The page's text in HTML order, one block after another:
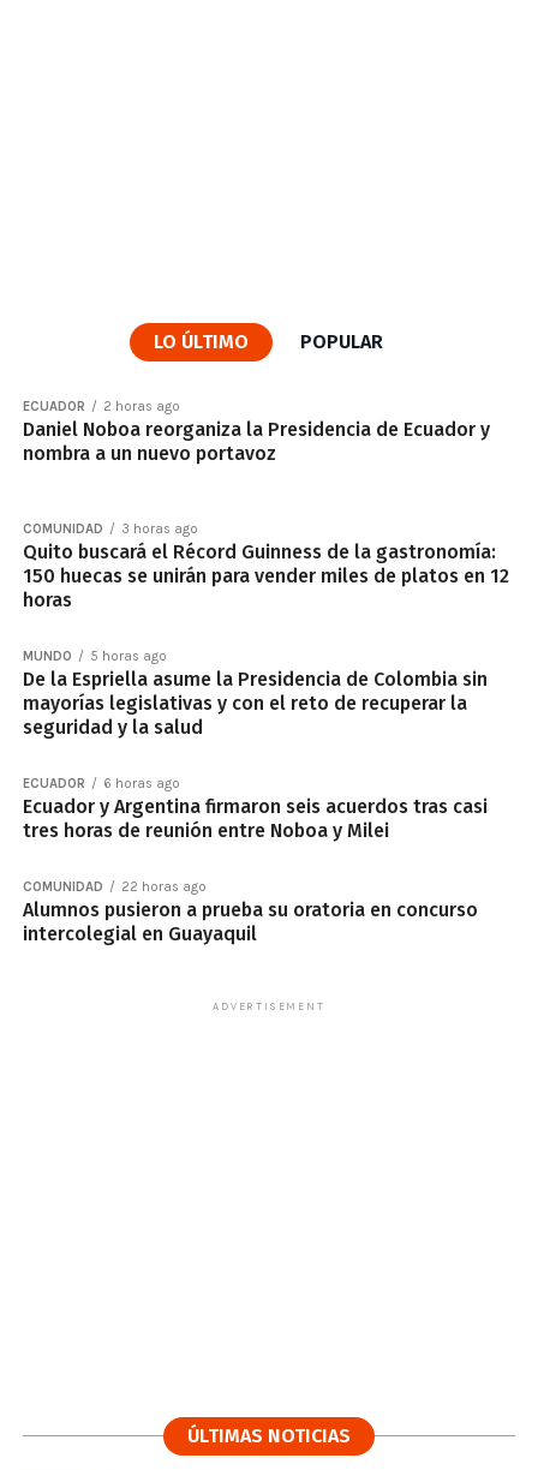
LO ÚLTIMO POPULAR
ECUADOR 2 horas ago
Daniel Noboa reorganiza la Presidencia de Ecuador y
nombra a un nuevo portavoz
COMUNIDAD 3 horas ago
Quito buscará el Récord Guinness de la gastronomía:
150 huecas se unirán para vender miles de platos en 12
horas
MUNDO 5 horas ago
De la Espriella asume la Presidencia de Colombia sin
mayorías legislativas y con el reto de recuperar la
seguridad y la salud
ECUADOR 6 horas ago
Ecuador y Argentina firmaron seis acuerdos tras casi
tres horas de reunión entre Noboa y Milei
COMUNIDAD 22 horas ago
Alumnos pusieron a prueba su oratoria en concurso
intercolegial en Guayaquil
ADVERTISEMENT
ÚLTIMAS NOTICIAS